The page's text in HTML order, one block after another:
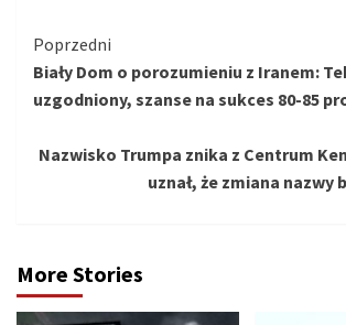
Kontynuuj
czytanie
Poprzedni
Biały Dom o porozumieniu z Iranem:
uzgodniony, szanse na sukces 80-85
Nazwisko Trumpa znika z Centrum
uznał, że zmiana nazwy
More Stories